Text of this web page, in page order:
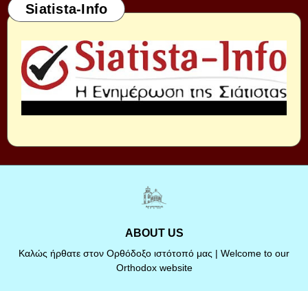
Siatista-Info
ABOUT US
Καλώς ήρθατε στον Ορθόδοξο ιστότοπό μας | Welcome to our
Orthodox website